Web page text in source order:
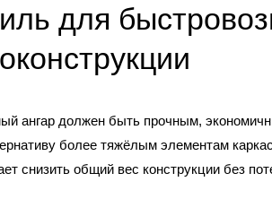
для
ангар должен быть прочным,
более тяжёлым элементам
снизить общий вес конструкции без